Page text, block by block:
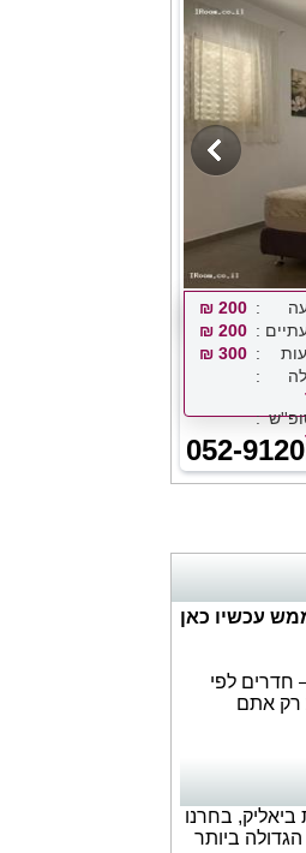
200 ₪
200 ₪
300 ₪
052-
עכשיו כאן
חדרים לפי
רק אתם
בחרנו
ביותר